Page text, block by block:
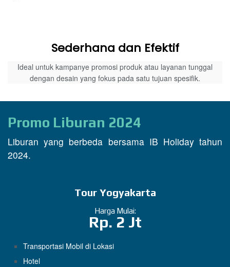
Sederhana dan Efektif
Ideal untuk kampanye promosi produk atau layanan tunggal
dengan desain yang fokus pada satu tujuan spesifik.
Promo Liburan 2024
Liburan yang berbeda bersama IB Holiday tahun
2024.
Tour Yogyakarta
Harga Mulai:
Rp. 2 Jt
Transportasi Mobil di Lokasi
Hotel